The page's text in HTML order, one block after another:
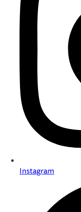
Instagram